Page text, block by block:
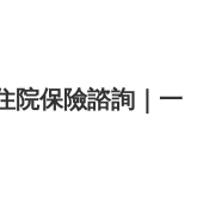
院保險諮詢｜一